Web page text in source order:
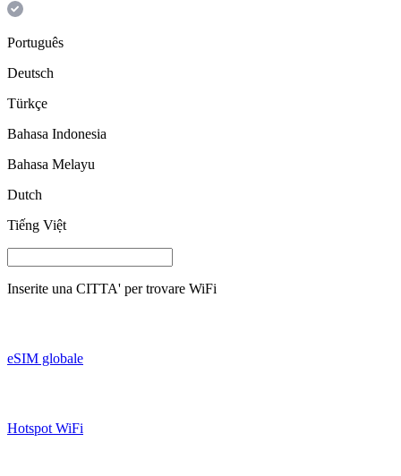
Português
Deutsch
Türkçe
Bahasa Indonesia
Bahasa Melayu
Dutch
Tiếng Việt
Inserite una CITTA' per trovare WiFi
eSIM globale
Hotspot WiFi